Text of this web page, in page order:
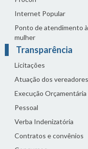
Internet Popular
Ponto de atendimento à
mulher
Transparência
Licitações
Atuação dos vereadores
Execução Orçamentária
Pessoal
Verba Indenizatória
Contratos e convênios